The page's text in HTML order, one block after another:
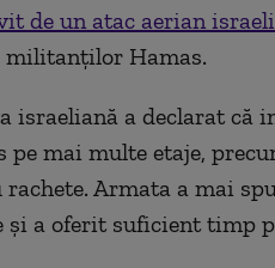
de un atac aerian
militanților Hamas.
israeliană a declarat că
pe mai multe etaje,
rachete. Armata a mai
și a oferit suficient timp